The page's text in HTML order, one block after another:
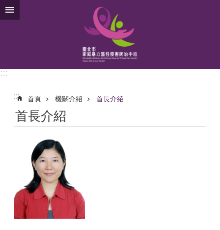
跳到主要內容區塊
:::
::: 首頁 機關介紹 首長介紹
首長介紹